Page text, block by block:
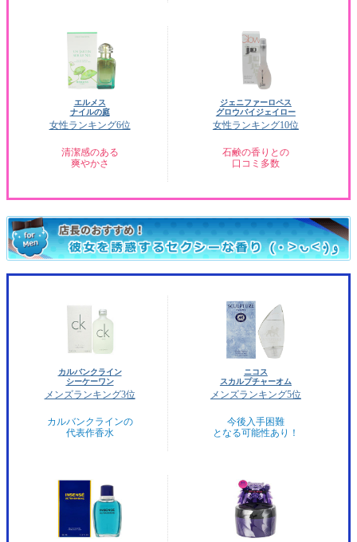
エルメス
ナイルの庭
女性ランキング6位
清潔感のある
爽やかさ
ジェニファーロペス
グロウバイジェイロー
女性ランキング10位
石鹸の香りとの
口コミ多数
カルバンクライン
シーケーワン
メンズランキング3位
カルバンクラインの
代表作香水
ニコス
スカルプチャーオム
メンズランキング5位
今後入手困難
となる可能性あり！